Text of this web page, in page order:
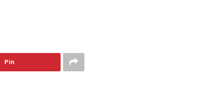
Pin